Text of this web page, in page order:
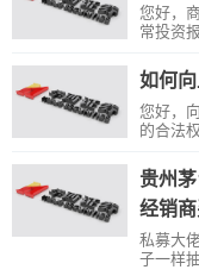
型地区
您好，
常投资
么多花
如何
您好，
的合法
贵州
经销
私募大
子一样